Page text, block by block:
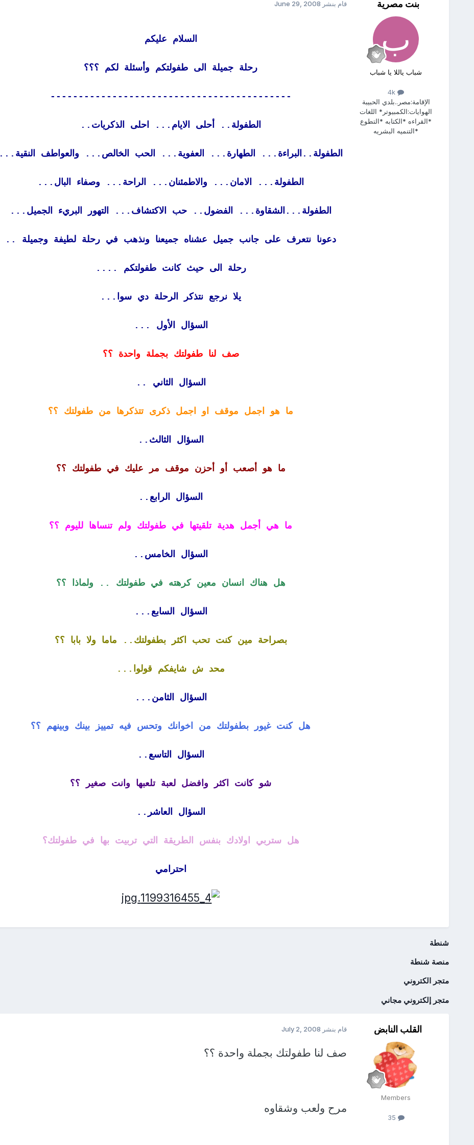
بنت مصرية
شباب ياللا يا شباب
4k
الإقامة:مصر..بلدي الحبيبة
الهوايات:الكمبيوتر* اللغات
*القراءه *الكتابه *التطوع
*التنميه البشريه
قام بنشر June 29, 2008
السلام عليكم
رحلة جميلة الى طفولتكم وأسئلة لكم ؟؟؟
-------------------------------------------
الطفولة.. أحلى الايام... احلى الذكريات..
الطفولة..البراءة... الطهارة... العفوية... الحب الخالص... والعواطف النقية...
الطفولة... الامان... والاطمئنان... الراحة... وصفاء البال...
الطفولة...الشقاوة... الفضول.. حب الاكتشاف... التهور البريء الجميل...
دعونا نتعرف على جانب جميل عشناه جميعنا ونذهب في رحلة لطيفة وجميلة ..
رحلة الى حيث كانت طفولتكم ....
يلا نرجع نتذكر الرحلة دي سوا...
السؤال الأول ...
صف لنا طفولتك بجملة واحدة ؟؟
السؤال الثاني ..
ما هو اجمل موقف او اجمل ذكرى تتذكرها من طفولتك ؟؟
السؤال الثالث..
ما هو أصعب أو أحزن موقف مر عليك في طفولتك ؟؟
السؤال الرابع..
ما هي أجمل هدية تلقيتها في طفولتك ولم تنساها لليوم ؟؟
السؤال الخامس..
هل هناك انسان معين كرهته في طفولتك .. ولماذا ؟؟
السؤال السابع...
بصراحة مين كنت تحب اكثر بطفولتك.. ماما ولا بابا ؟؟
محد ش شايفكم قولوا...
السؤال الثامن...
هل كنت غيور بطفولتك من اخوانك وتحس فيه تمييز بينك وبينهم ؟؟
السؤال التاسع..
شو كانت اكثر وافضل لعبة تلعبها وانت صغير ؟؟
السؤال العاشر..
هل ستربي اولادك بنفس الطريقة التي تربيت بها في طفولتك؟
احترامي
شنطة
منصة شنطة
متجر الكتروني
متجر إلكتروني مجاني
القلب النابض
Members
قام بنشر July 2, 2008
صف لنا طفولتك بجملة واحدة ؟؟
مرح ولعب وشقاوه